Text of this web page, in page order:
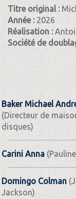
Titre original :
Année : 2026
Réalisation :
Société de
Baker Michael
(Directeur de
disques)
Carini Anna
Domingo Colman
Jackson)